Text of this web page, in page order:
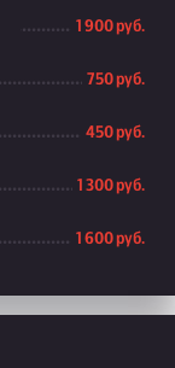
1 900 руб.
750 руб.
450 руб.
1 300 руб.
1 600 руб.